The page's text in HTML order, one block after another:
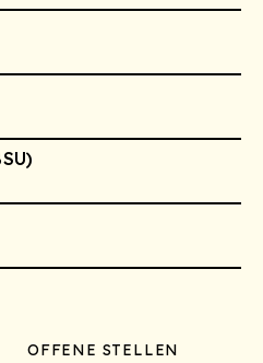
OFFENE STELLEN